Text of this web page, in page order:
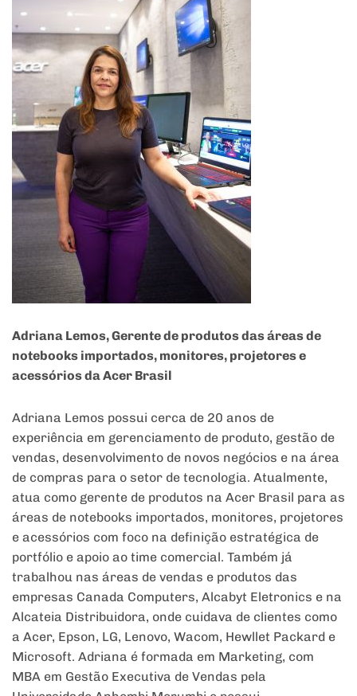
Adriana Lemos, Gerente de produtos das áreas de
notebooks importados, monitores, projetores e
acessórios da Acer Brasil
Adriana Lemos possui cerca de 20 anos de
experiência em gerenciamento de produto, gestão de
vendas, desenvolvimento de novos negócios e na área
de compras para o setor de tecnologia. Atualmente,
atua como gerente de produtos na Acer Brasil para as
áreas de notebooks importados, monitores, projetores
e acessórios com foco na definição estratégica de
portfólio e apoio ao time comercial. Também já
trabalhou nas áreas de vendas e produtos das
empresas Canada Computers, Alcabyt Eletronics e na
Alcateia Distribuidora, onde cuidava de clientes como
a Acer, Epson, LG, Lenovo, Wacom, Hewllet Packard e
Microsoft. Adriana é formada em Marketing, com
MBA em Gestão Executiva de Vendas pela